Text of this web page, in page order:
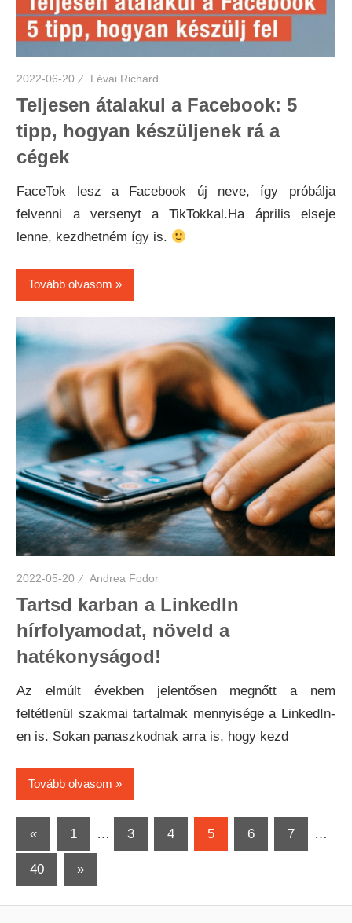
2022-06-20 Lévai Richárd
Teljesen átalakul a Facebook: 5
tipp, hogyan készüljenek rá a
cégek
FaceTok lesz a Facebook új neve, így próbálja
felvenni a versenyt a TikTokkal.Ha április elseje
lenne, kezdhetném így is.
Tovább olvasom
2022-05-20 Andrea Fodor
Tartsd karban a LinkedIn
hírfolyamodat, növeld a
hatékonyságod!
Az elmúlt években jelentősen megnőtt a nem
feltétlenül szakmai tartalmak mennyisége a LinkedIn-
en is. Sokan panaszkodnak arra is, hogy kezd
Tovább olvasom
Bejegyzések
lapozása
«Previous
Posts
1 … 3 4 5 6 7 …
40
Next
»